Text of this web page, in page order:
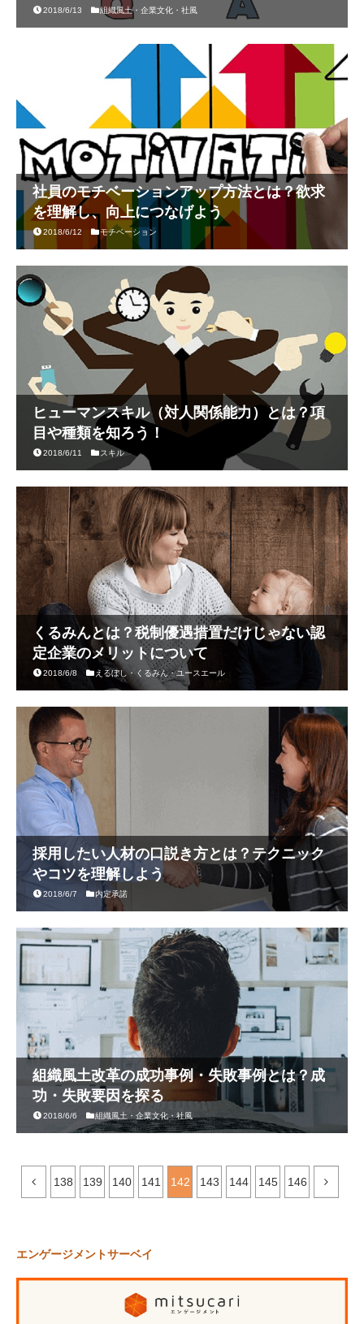
2018/6/13 組織風土・企業文化・社風
社員のモチベーションアップ方法とは？欲求
を理解し、向上につなげよう
2018/6/12 モチベーション
ヒューマンスキル（対人関係能力）とは？項
目や種類を知ろう！
2018/6/11 スキル
くるみんとは？税制優遇措置だけじゃない認
定企業のメリットについて
2018/6/8 えるぼし・くるみん・ユースエール
採用したい人材の口説き方とは？テクニック
やコツを理解しよう
2018/6/7 内定承諾
組織風土改革の成功事例・失敗事例とは？成
功・失敗要因を探る
2018/6/6 組織風土・企業文化・社風
138 139 140 141 142 143 144 145 146
エンゲージメントサーベイ